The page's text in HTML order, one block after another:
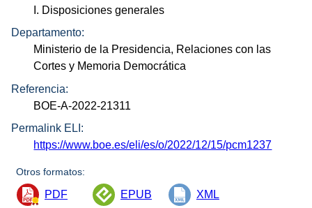
I. Disposiciones generales
Departamento:
Ministerio de la Presidencia, Relaciones con las
Cortes y Memoria Democrática
Referencia:
BOE-A-2022-21311
Permalink ELI:
https://www.boe.es/eli/es/o/2022/12/15/pcm1237
Otros formatos:
PDF EPUB XML